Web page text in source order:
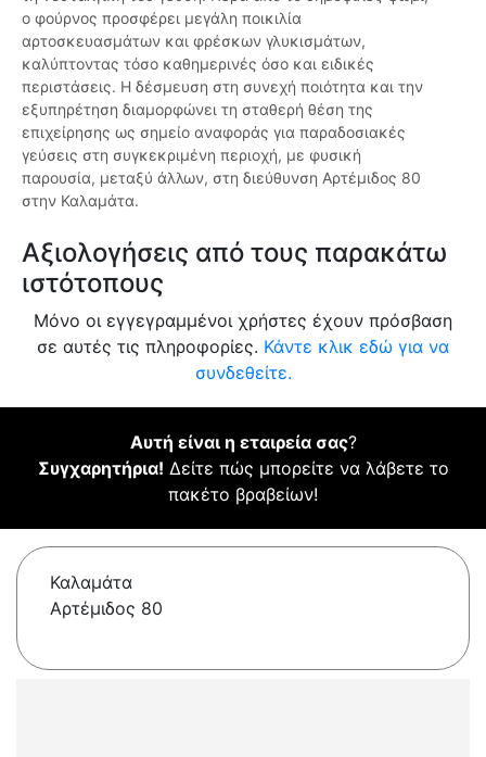
ο φούρνος προσφέρει μεγάλη ποικιλία
αρτοσκευασμάτων και φρέσκων γλυκισμάτων,
καλύπτοντας τόσο καθημερινές όσο και ειδικές
περιστάσεις. Η δέσμευση στη συνεχή ποιότητα και την
εξυπηρέτηση διαμορφώνει τη σταθερή θέση της
επιχείρησης ως σημείο αναφοράς για παραδοσιακές
γεύσεις στη συγκεκριμένη περιοχή, με φυσική
παρουσία, μεταξύ άλλων, στη διεύθυνση Αρτέμιδος 80
στην Καλαμάτα.
Αξιολογήσεις από τους παρακάτω
ιστότοπους
Μόνο οι εγγεγραμμένοι χρήστες έχουν πρόσβαση
σε αυτές τις πληροφορίες. Κάντε κλικ εδώ για να
συνδεθείτε.
Αυτή είναι η εταιρεία σας?
Συγχαρητήρια! Δείτε πώς μπορείτε να λάβετε το
πακέτο βραβείων!
Καλαμάτα
Αρτέμιδος 80